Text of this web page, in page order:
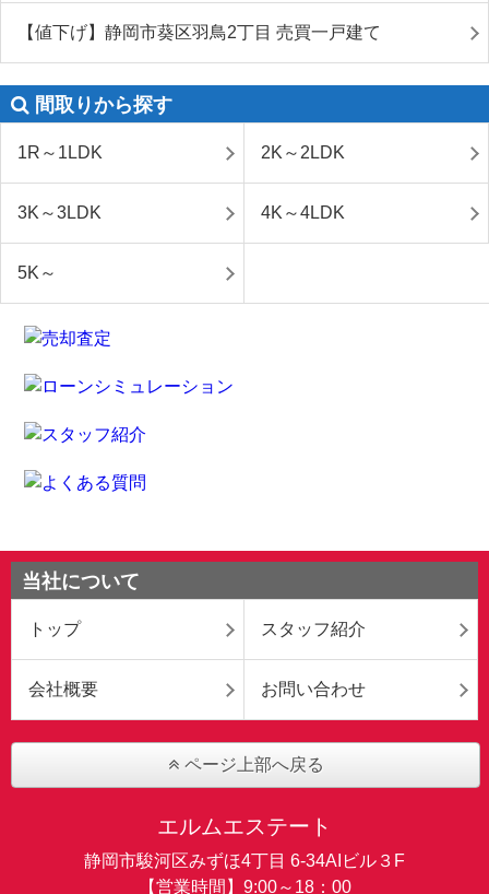
【値下げ】静岡市葵区羽鳥2丁目 売買一戸建て
間取りから探す
1R～1LDK 2K～2LDK
3K～3LDK 4K～4LDK
5K～
当社について
トップ スタッフ紹介
会社概要 お問い合わせ
ページ上部へ戻る
エルムエステート
静岡市駿河区みずほ4丁目 6-34AIビル３F
【営業時間】9:00～18：00